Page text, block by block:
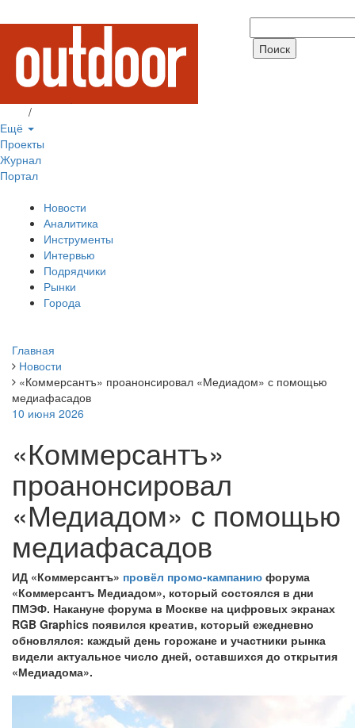
/
Ещё
Проекты
Журнал
Портал
Новости
Аналитика
Инструменты
Интервью
Подрядчики
Рынки
Города
Главная
Новости
«Коммерсантъ» проанонсировал «Медиадом» с помощью
медиафасадов
10 июня 2026
«Коммерсантъ»
проанонсировал
«Медиадом» с помощью
медиафасадов
ИД «Коммерсантъ» провёл промо-кампанию форума
«Коммерсантъ Медиадом», который состоялся в дни
ПМЭФ. Накануне форума в Москве на цифровых экранах
RGB Graphics появился креатив, который ежедневно
обновлялся: каждый день горожане и участники рынка
видели актуальное число дней, оставшихся до открытия
«Медиадома».